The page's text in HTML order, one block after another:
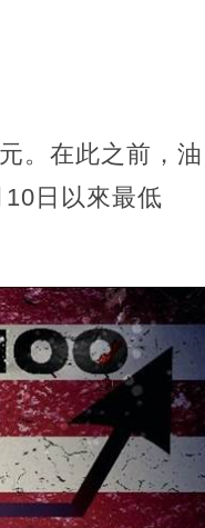
。在此之前，油
日以來最低